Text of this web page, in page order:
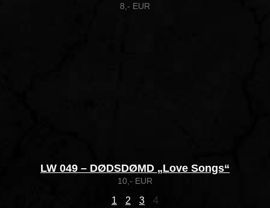
8,- EUR
LW 049 – DØDSDØMD „Love Songs“
10,- EUR
1 2 3 4